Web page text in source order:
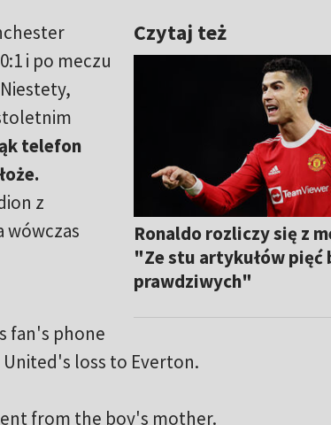
Czytaj też
Ronaldo rozliczy się z
"Ze stu artykułów pięć
prawdziwych"
i po meczu
telefon
z
wówczas
fan's phone
United's loss to Everton.
from the boy's mother.